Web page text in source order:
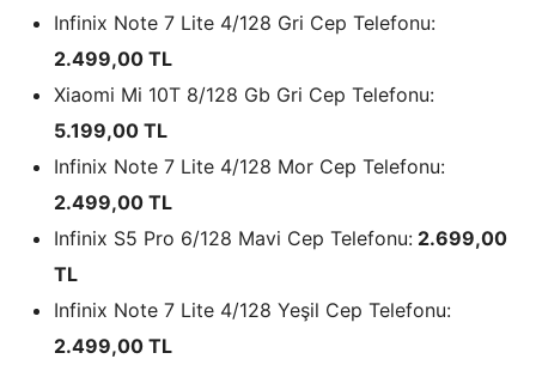
Infinix Note 7 Lite 4/128 Gri Cep Telefonu:
2.499,00 TL
Xiaomi Mi 10T 8/128 Gb Gri Cep Telefonu:
5.199,00 TL
Infinix Note 7 Lite 4/128 Mor Cep Telefonu:
2.499,00 TL
Infinix S5 Pro 6/128 Mavi Cep Telefonu: 2.699,00
TL
Infinix Note 7 Lite 4/128 Yeşil Cep Telefonu:
2.499,00 TL